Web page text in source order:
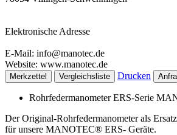
Elektronische Adresse
E-Mail: info@manotec.de
Website: www.manotec.de
Merkzettel Vergleichsliste Drucken
Rohrfedermanometer ERS-Serie
Der Original-Rohrfedermanometer als
für unsere MANOTEC® ERS- Geräte.